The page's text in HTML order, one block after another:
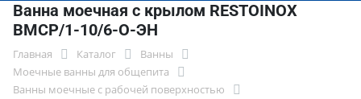
Ванна моечная с крылом RESTOINOX
ВМСР/1-10/6-О-ЭН
Главная Каталог
Ванны
Моечные ванны для общепита
Ванны моечные с рабочей поверхностью